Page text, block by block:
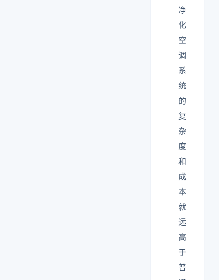
净
化
空
调
系
统
的
复
杂
度
和
成
本
就
远
高
于
普